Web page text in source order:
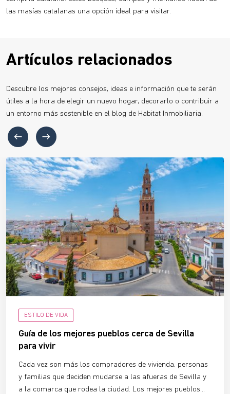
las masías catalanas una opción ideal para visitar.
Artículos relacionados
Descubre los mejores consejos, ideas e información que te serán
útiles a la hora de elegir un nuevo hogar, decorarlo o contribuir a
un entorno más sostenible en el blog de Habitat Inmobiliaria.
ESTILO DE VIDA
Guía de los mejores pueblos cerca de Sevilla
para vivir
Cada vez son más los compradores de vivienda, personas
y familias que deciden mudarse a las afueras de Sevilla y
a la comarca que rodea la ciudad. Los mejores pueblos